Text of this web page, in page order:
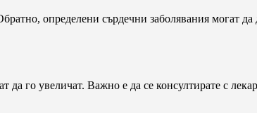
определени сърдечни заболявания могат да
да го увеличат. Важно е да се консултирате с